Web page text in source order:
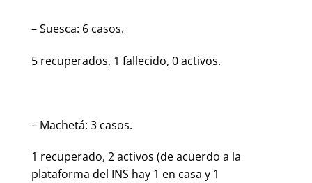
– Suesca: 6 casos.
5 recuperados, 1 fallecido, 0 activos.
– Machetá: 3 casos.
1 recuperado, 2 activos (de acuerdo a la
plataforma del INS hay 1 en casa y 1